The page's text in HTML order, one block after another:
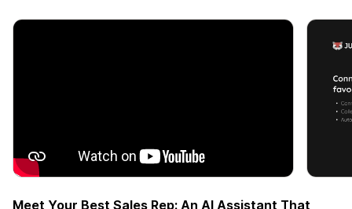
Meet Your Best Sales Rep: An AI Assistant That